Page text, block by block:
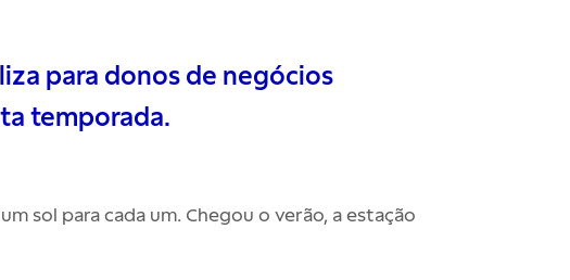
para donos de negócios
temporada.
sol para cada um. Chegou o verão, a estação